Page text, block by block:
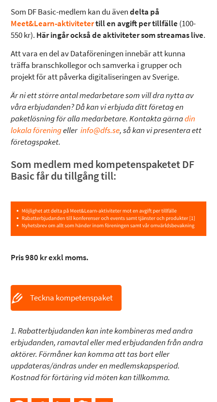
Som DF Basic-medlem kan du ävendelta på
Meet&Learn-aktivitetertill en avgift per tillfälle (100-
550 kr). Här ingår också de aktiviteter som streamas live.
Att vara en del av Dataföreningen innebär att kunna
träffa branschkollegor och samverka i grupper och
projekt för att påverka digitaliseringen av Sverige.
Är ni ett större antal medarbetare som vill dra nytta av
våra erbjudanden? Då kan vi erbjuda ditt företag en
paketlösning för alla medarbetare. Kontakta gärnadin
lokala föreningellerinfo@dfs.se, så kan vi presentera ett
företagspaket.
Som medlem med kompetenspaketet DF
Basic får du tillgång till:
Pris 980 kr exkl moms.
Teckna kompetenspaket
1.Rabatterbjudanden kan inte kombineras med andra
erbjudanden, ramavtal eller med erbjudanden från andra
aktörer. Förmåner kan komma att tas bort eller
uppdateras/ändras under en medlemskapsperiod.
Kostnad för förtäring vid möten kan tillkomma.